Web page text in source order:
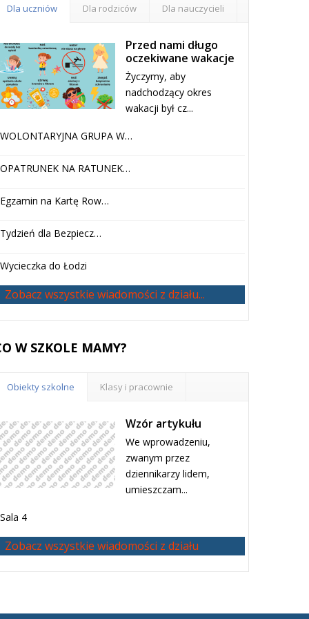
Dla uczniów Dla rodziców Dla nauczycieli
Przed nami długo
oczekiwane wakacje
Życzymy, aby
nadchodzący okres
wakacji był cz...
WOLONTARYJNA GRUPA W…
OPATRUNEK NA RATUNEK…
Egzamin na Kartę Row…
Tydzień dla Bezpiecz…
Wycieczka do Łodzi
Zobacz wszystkie wiadomości z działu...
W SZKOLE MAMY?
Obiekty szkolne Klasy i pracownie
Wzór artykułu
We wprowadzeniu,
zwanym przez
dziennikarzy lidem,
umieszczam...
Sala 4
Zobacz wszystkie wiadomości z działu